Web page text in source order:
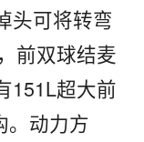
头可将转弯
前双球结麦
151L超大前
。动力方